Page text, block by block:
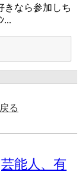
きなら参加しち
...
る
芸能人、有